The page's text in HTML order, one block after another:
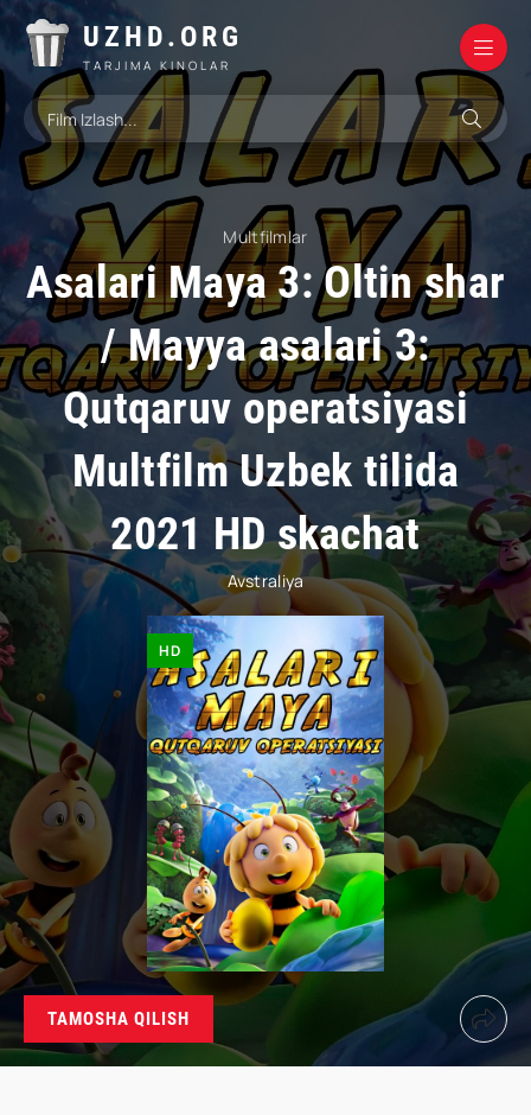
UZHD.ORG
TARJIMA KINOLAR
Multfilmlar
Asalari Maya 3: Oltin shar
/ Mayya asalari 3:
Qutqaruv operatsiyasi
Multfilm Uzbek tilida
2021 HD skachat
Avstraliya
HD
TAMOSHA QILISH